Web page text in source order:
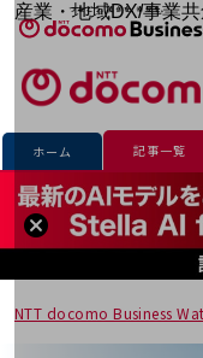
産業・地域DX/事業共
OPEN HUB for Plural
自律・分散・協調型社会の
「社会可能性」を探究・実
OPEN HUB for Plural
イベント/ウェビナー
記事コンテンツ
プレイヤー(カタリスト/
事例
Smart World
産業・地域DXプラットフォ
企業と地域が持続成長する
Smart City
Smart Education
サイト内検索
開く
メニュー
開く
フリーワードを入力
フリーワードでNTTド
ホーム 記事一覧
NTT docomo Business